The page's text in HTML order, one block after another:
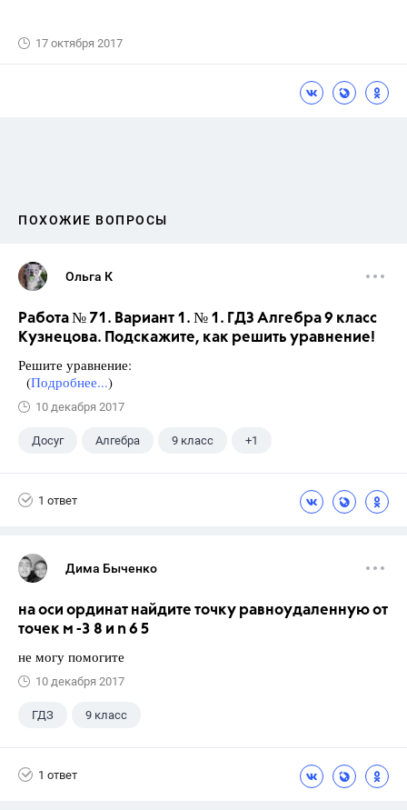
17 октября 2017
ПОХОЖИЕ ВОПРОСЫ
Ольга К
Работа № 71. Вариант 1. № 1. ГДЗ Алгебра 9 класс
Кузнецова. Подскажите, как решить уравнение!
Решите уравнение:
(Подробнее...)
10 декабря 2017
Досуг Алгебра 9 класс +1
1 ответ
Дима Быченко
на оси ординат найдите точку равноудаленную от
точек м -3 8 и n 6 5
не могу помогите
10 декабря 2017
ГДЗ 9 класс
1 ответ